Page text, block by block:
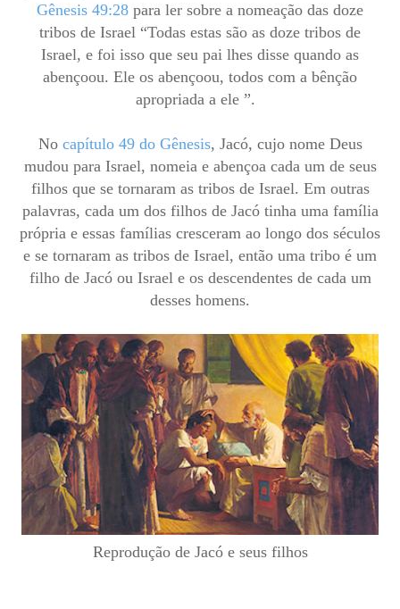
Gênesis 49:28 para ler sobre a nomeação das doze
tribos de Israel “Todas estas são as doze tribos de
Israel, e foi isso que seu pai lhes disse quando as
abençoou. Ele os abençoou, todos com a bênção
apropriada a ele ”.
No capítulo 49 do Gênesis, Jacó, cujo nome Deus
mudou para Israel, nomeia e abençoa cada um de seus
filhos que se tornaram as tribos de Israel. Em outras
palavras, cada um dos filhos de Jacó tinha uma família
própria e essas famílias cresceram ao longo dos séculos
e se tornaram as tribos de Israel, então uma tribo é um
filho de Jacó ou Israel e os descendentes de cada um
desses homens.
Reprodução de Jacó e seus filhos